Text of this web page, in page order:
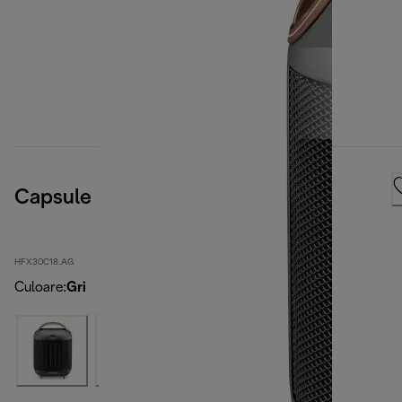
Capsule
HFX30C18.AG
Culoare:Gri